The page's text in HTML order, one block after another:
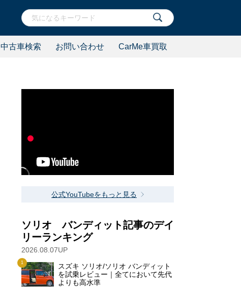
中古車検索 お問い合わせ CarMe車買取
公式YouTubeをもっと見る
ソリオ バンディット記事のデイ
リーランキング
2026.08.07UP
スズキ ソリオ/ソリオ バンディット
を試乗レビュー｜全てにおいて先代
よりも高水準